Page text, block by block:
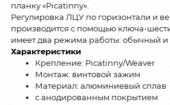
планку «Picatinny».
Регулировка ЛЦУ по горизонтали и
производится с помощью ключа-
имеет два режима работы: обычный и
Характеристики
Крепление: Picatinny/Weaver
Монтаж: винтовой зажим
Материал: алюминиевый сплав
с анодированным покрытием